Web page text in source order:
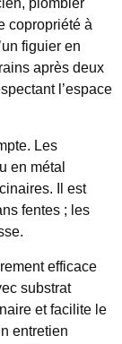
plombier
copropriété à
figuier en
après deux
l’espace
Les
en métal
Il est
fentes ; les
efficace
substrat
et facilite le
entretien